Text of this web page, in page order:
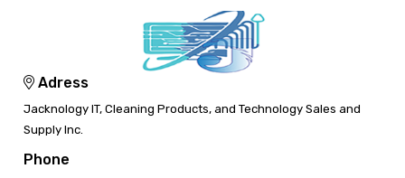
Adress
Jacknology IT, Cleaning Products, and Technology Sales and
Supply Inc.
Phone